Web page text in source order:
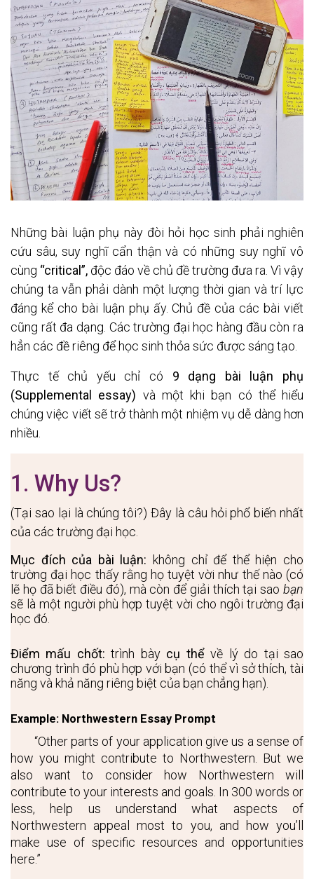
Những bài luận phụ này đòi hỏi học sinh phải nghiên
cứu sâu, suy nghĩ cẩn thận và có những suy nghĩ vô
cùng “critical”, độc đáo về chủ đề trường đưa ra. Vì vậy
chúng ta vẫn phải dành một lượng thời gian và trí lực
đáng kể cho bài luận phụ ấy. Chủ đề của các bài viết
cũng rất đa dạng. Các trường đại học hàng đầu còn ra
hẳn các đề riêng để học sinh thỏa sức được sáng tạo.
Thực tế chủ yếu chỉ có 9 dạng bài luận phụ
(Supplemental essay) và một khi bạn có thể hiểu
chúng việc viết sẽ trở thành một nhiệm vụ dễ dàng hơn
nhiều.
1. Why Us?
(Tại sao lại là chúng tôi?) Đây là câu hỏi phổ biến nhất
của các trường đại học.
Mục đích của bài luận: không chỉ để thể hiện cho
trường đại học thấy rằng họ tuyệt vời như thế nào (có
lẽ họ đã biết điều đó), mà còn để giải thích tại sao bạn
sẽ là một người phù hợp tuyệt vời cho ngôi trường đại
học đó.
Điểm mấu chốt: trình bày cụ thể về lý do tại sao
chương trình đó phù hợp với bạn (có thể vì sở thích, tài
năng và khả năng riêng biệt của bạn chẳng hạn).
Example: Northwestern Essay Prompt
“Other parts of your application give us a sense of
how you might contribute to Northwestern. But we
also want to consider how Northwestern will
contribute to your interests and goals. In 300 words or
less, help us understand what aspects of
Northwestern appeal most to you, and how you’ll
make use of specific resources and opportunities
here.”